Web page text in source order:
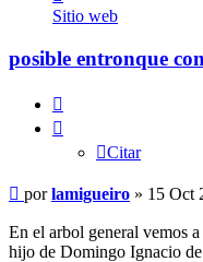
lamigueiro
Sitio web
posible entronque
Citar
Mensaje
porlamigueiro » 15 Oct
En el arbol general vemos
hijo de Domingo Ignacio